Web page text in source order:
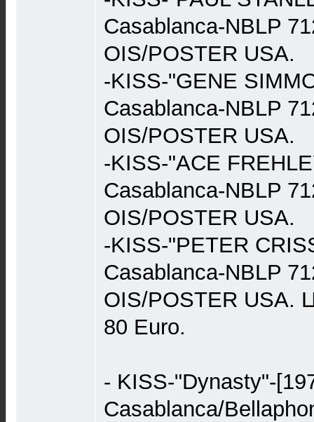
Casablanca-NBLP
OIS/POSTER USA.
-KISS-"GENE
Casablanca-NBLP
OIS/POSTER USA.
-KISS-"ACE
Casablanca-NBLP
OIS/POSTER USA.
-KISS-"PETER
Casablanca-NBLP
OIS/POSTER USA.
80 Еurо.
- KISS-"Dynasty"-
Casablanca/